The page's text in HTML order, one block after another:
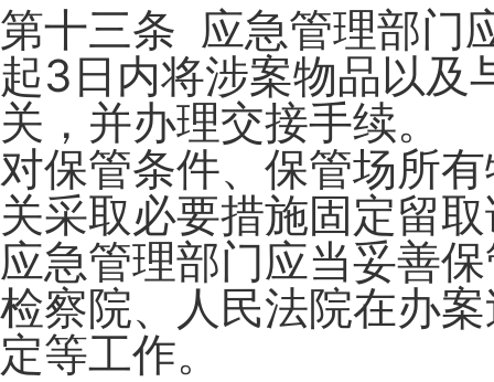
第十三条 应急管理部门
起3日内将涉案物品以及
关，并办理交接手续。
对保管条件、保管场所
关采取必要措施固定留
应急管理部门应当妥善
检察院、人民法院在办
定等工作。